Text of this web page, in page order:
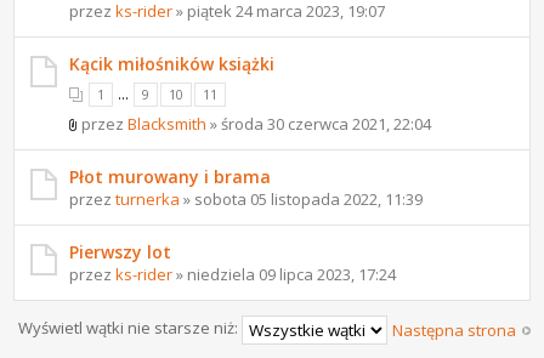
przezks-rider» piątek 24 marca 2023, 19:07
Kącik miłośników książki
1 ... 9 10 11
przezBlacksmith » środa 30 czerwca 2021, 22:04
Płot murowany i brama
przezturnerka » sobota 05 listopada 2022, 11:39
Pierwszy lot
przezks-rider» niedziela 09 lipca 2023, 17:24
Następna strona
Wyświetl wątki nie starsze niż: